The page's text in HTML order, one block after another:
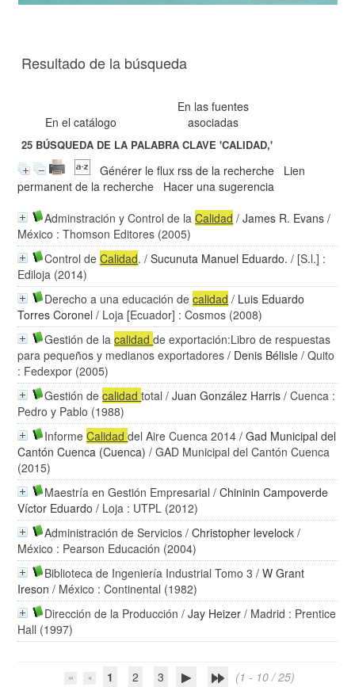
Resultado de la búsqueda
En el catálogo
En las fuentes
asociadas
25 BÚSQUEDA DE LA PALABRA CLAVE'CALIDAD,'
Générer le flux rss de la recherche
Lien
permanent de la recherche
Hacer una sugerencia
Adminstración y Control de laCalidad /James R. Evans /
México : Thomson Editores (2005)
Control deCalidad. /Sucunuta Manuel Eduardo. / [S.l.] :
Ediloja (2014)
Derecho a una educación decalidad / Luis Eduardo
Torres Coronel / Loja [Ecuador] : Cosmos (2008)
Gestión de lacalidadde exportación:Libro de respuestas
para pequeños y medianos exportadores / Denis Bélisle / Quito
: Fedexpor (2005)
Gestión decalidadtotal /Juan González Harris / Cuenca :
Pedro y Pablo (1988)
InformeCalidaddel Aire Cuenca 2014 /Gad Municipal del
Cantón Cuenca (Cuenca) / GAD Municipal del Cantón Cuenca
(2015)
Maestría en Gestión Empresarial /Chininin Campoverde
Víctor Eduardo / Loja : UTPL (2012)
Administración de Servicios /Christopher levelock /
México : Pearson Educación (2004)
Biblioteca de Ingeniería Industrial Tomo 3 /W Grant
Ireson / México : Continental (1982)
Dirección de la Producción /Jay Heizer / Madrid : Prentice
Hall (1997)
1 2 3 (1 - 10 / 25)